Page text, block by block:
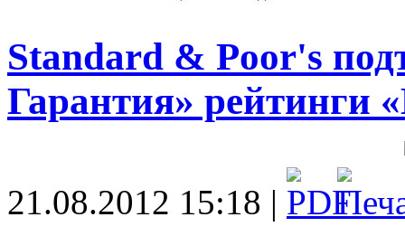
Standard & Poor's
Гарантия» рейтинги
21.08.2012 15:18 |